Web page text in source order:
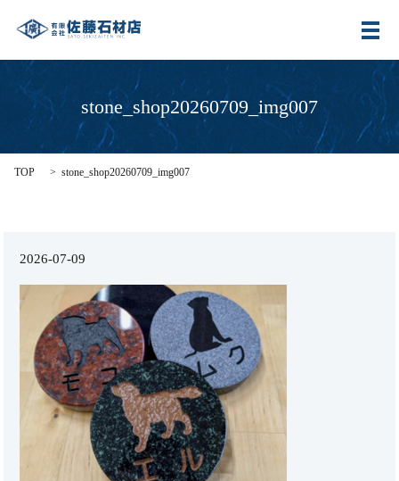
メ
stone_shop20260709_img007
TOP stone_shop20260709_img007
2026-07-09